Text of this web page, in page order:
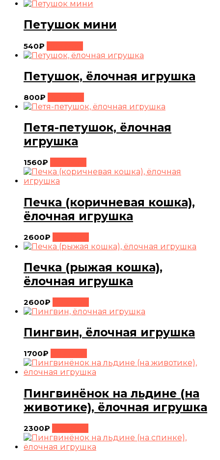
Петушок мини
540₽
Петушок, ёлочная игрушка
800₽
Петя-петушок, ёлочная
игрушка
1560₽
Печка (коричневая кошка),
ёлочная игрушка
2600₽
Печка (рыжая кошка),
ёлочная игрушка
2600₽
Пингвин, ёлочная игрушка
1700₽
Пингвинёнок на льдине (на
животике), ёлочная игрушка
2300₽